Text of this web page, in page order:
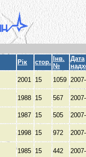
Рік стор.
Інв.
№
Дата
2001 15 1059
1988 15 567
1987 15 505
1998 15 972
1985 15 442